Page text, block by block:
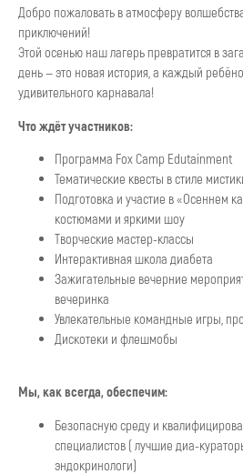
Добро пожаловать в атмосферу
приключений!
Этой осенью наш лагерь превратится в
день — это новая история, а каждый
удивительного карнавала!
Что ждёт участников:
Программа Fox Сamp Edutainment
Тематические квесты в стиле
Подготовка и участие в «Осеннем
костюмами и яркими шоу
Творческие мастер-классы
Интерактивная школа диабета
Зажигательные вечерние
вечеринка
Увлекательные командные игры,
Дискотеки и флешмобы
Мы, как всегда, обеспечим:
Безопасную среду и
специалистов ( лучшие диа-
эндокринологи)